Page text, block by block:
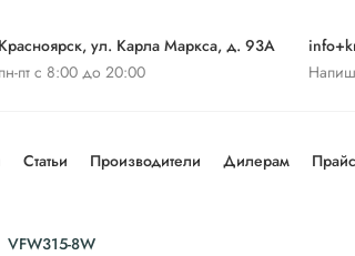
Красноярск, ул. Карла Маркса, д. 93А
пн-пт с 8:00 до 20:00
Статьи Производители Дилерам
VFW315-8W